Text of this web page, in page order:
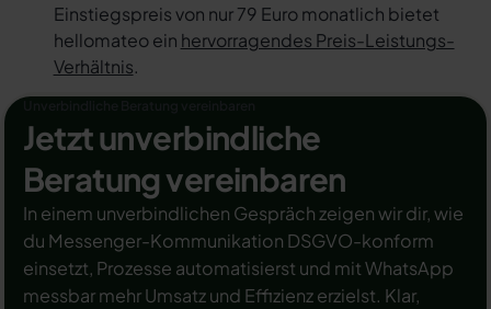
Einstiegspreis von nur 79 Euro monatlich bietet
hellomateo ein hervorragendes Preis-Leistungs-
Verhältnis.
Jetzt unverbindliche
Beratung vereinbaren
In einem unverbindlichen Gespräch zeigen wir dir, wie
du Messenger-Kommunikation DSGVO-konform
einsetzt, Prozesse automatisierst und mit WhatsApp
messbar mehr Umsatz und Effizienz erzielst. Klar,